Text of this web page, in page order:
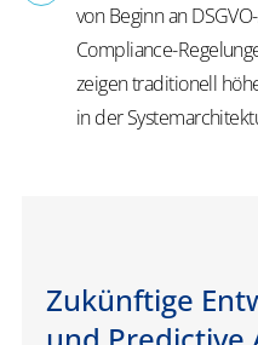
von Beginn an
Compliance-
zeigen traditionell
in der
Zukünftige